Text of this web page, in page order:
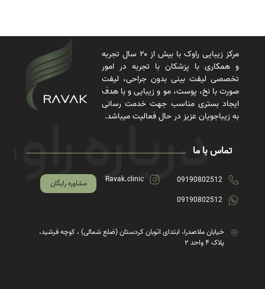
مرکز زیبایی راوک با بیش از ۲۰ سال تجربه
و همکاری با پزشکان با تجربه در امور
تخصصی لیفت بینی بدون جراحی، لیفت
صورت با نخ، پوست، مو و زیبایی و با هدف
ایجاد بستری مناسب جهت خدمت رسانی
به زیباجویان عزیز در حال فعالیت میباشد.
تماس با ما
09190802512
09190802512
Ravak.clinic مشاوره رایگان
خیابان ملاصدرا، ابتدای اتوبان کردستان (ضلع شمالی) ، کوچه فرشید،
پلاک ۴ واحد ۲